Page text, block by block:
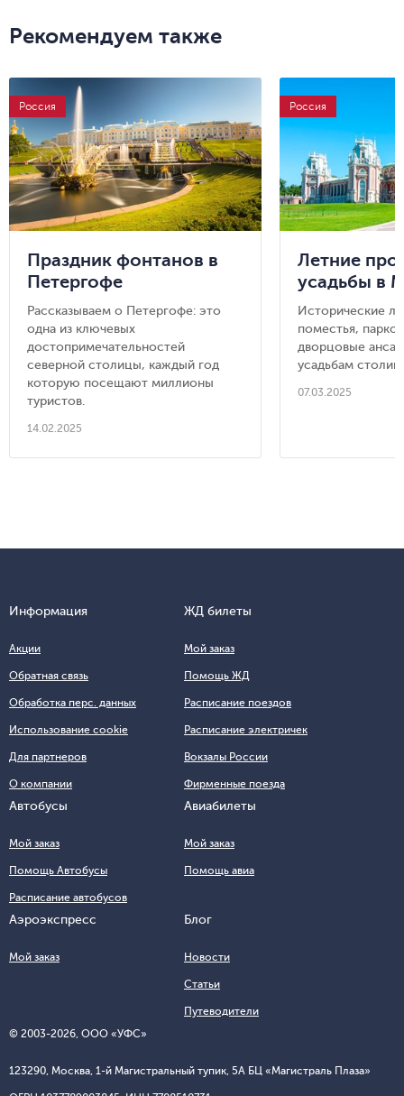
Рекомендуем также
Россия
Праздник фонтанов в
Петергофе
Рассказываем о Петергофе: это
одна из ключевых
достопримечательностей
северной столицы, каждый год
которую посещают миллионы
туристов.
14.02.2025
Россия
Летние
усадьбы в
Исторические
поместья,
дворцовые
усадьбам
07.03.2025
© 2003-2026, ООО «УФС»
123290, Москва, 1-й Магистральный тупик, 5А БЦ «Магистраль Плаза»
Информация
Акции
Обратная связь
Обработка перс. данных
Использование cookie
Для партнеров
О компании
ЖД билеты
Мой заказ
Помощь ЖД
Расписание поездов
Расписание электричек
Вокзалы России
Фирменные поезда
Автобусы
Мой заказ
Помощь Автобусы
Расписание автобусов
Авиабилеты
Мой заказ
Помощь авиа
Аэроэкспресс
Мой заказ
Блог
Новости
Статьи
Путеводители